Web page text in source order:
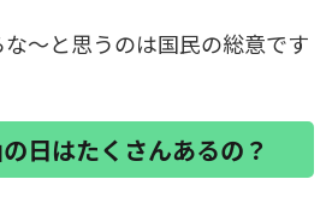
～と思うのは国民の総意です
日はたくさんあるの？